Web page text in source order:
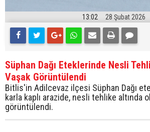
13:02 28 Şubat 2026
Süphan Dağı Eteklerinde Nesli
Vaşak Görüntülendi
Bitlis'in Adilcevaz ilçesi Süphan Dağı
karla kaplı arazide, nesli tehlike altında
görüntülendi.